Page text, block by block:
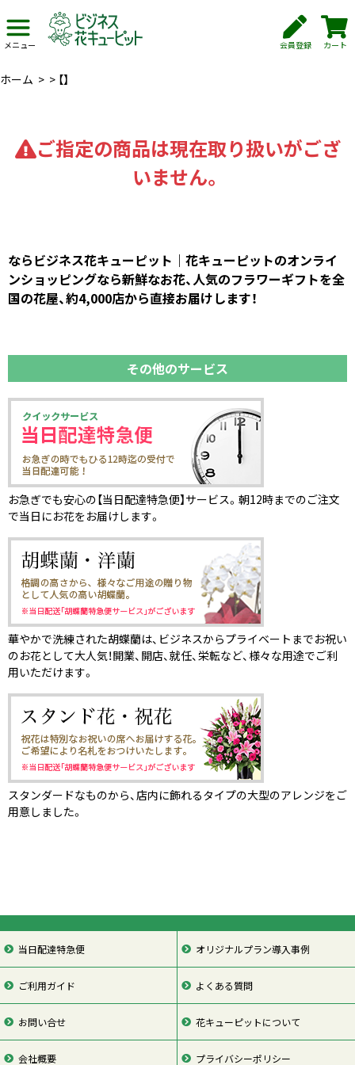
メニュー 会員登録 カート
ホーム > > 【】
ご指定の商品は現在取り扱いがござ
いません。
ならビジネス花キューピット｜花キューピットのオンライ
ンショッピングなら新鮮なお花、人気のフラワーギフトを全
国の花屋、約4,000店から直接お届けします！
その他のサービス
お急ぎでも安心の【当日配達特急便】サービス。朝12時までのご注文
で当日にお花をお届けします。
華やかで洗練された胡蝶蘭は、ビジネスからプライベートまでお祝い
のお花として大人気！開業、開店、就任、栄転など、様々な用途でご利
用いただけます。
スタンダードなものから、店内に飾れるタイプの大型のアレンジをご
用意しました。
当日配達特急便 オリジナルプラン導入事例
ご利用ガイド よくある質問
お問い合せ 花キューピットについて
会社概要 プライバシーポリシー